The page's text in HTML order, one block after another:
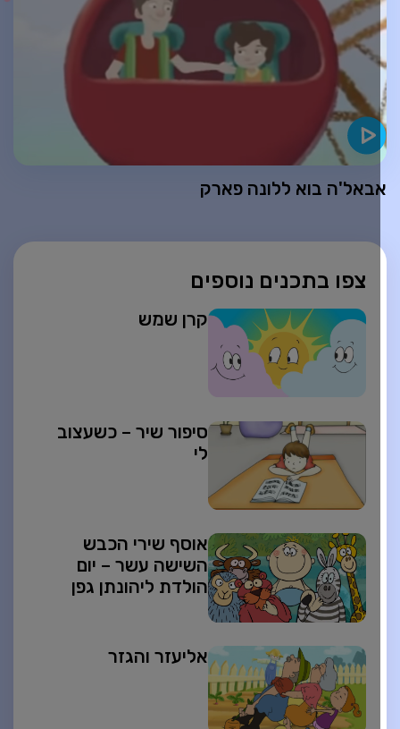
צפו בתכנים נוספים
קרן שמש
סיפור שיר – כשעצוב
אוסף שירי הכבש
השישה עשר – יום
הולדת ליהונתן גפן
אליעזר והגזר
בוא ללונה פארק